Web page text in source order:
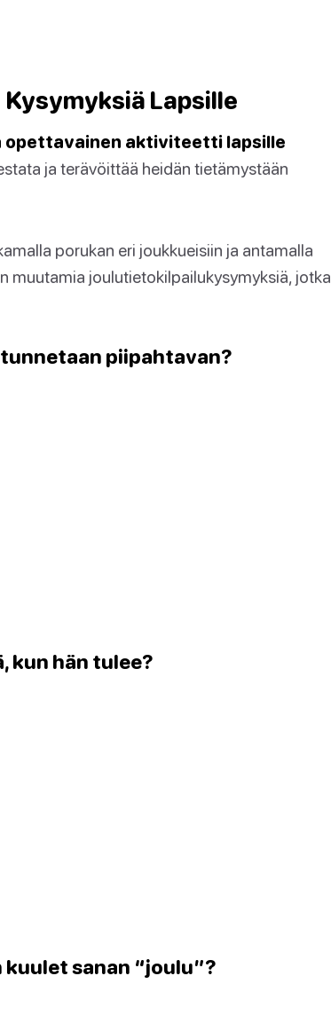
Lapsille
opettavainen aktiviteetti lapsille
ja terävöittää heidän tietämystään
porukan eri joukkueisiin ja antamalla
muutamia joulutietokilpailukysymyksiä, jotka
piipahtavan?
kun hän tulee?
sanan “joulu”?